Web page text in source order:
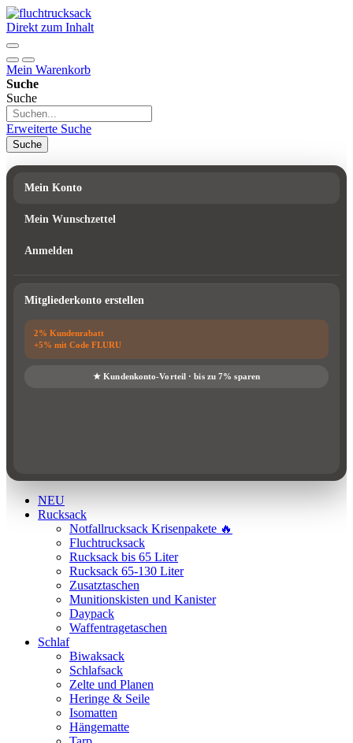
Direkt zum Inhalt
Mein Warenkorb
Suche
Suche
Erweiterte Suche
Suche
Mein Konto
Mein Wunschzettel
Anmelden
Mitgliederkonto erstellen
NEU
Rucksack
Notfallrucksack Krisenpakete 🔥
Fluchtrucksack
Rucksack bis 65 Liter
Rucksack 65-130 Liter
Zusatztaschen
Munitionskisten und Kanister
Daypack
Waffentragetaschen
Schlaf
Biwaksack
Schlafsack
Zelte und Planen
Heringe & Seile
Isomatten
Hängematte